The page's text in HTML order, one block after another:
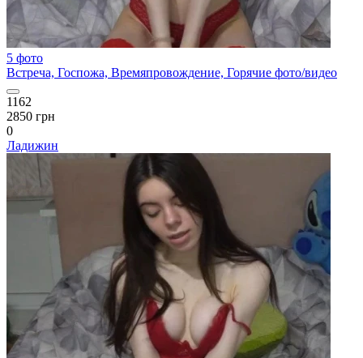
5 фото
Встреча, Госпожа, Времяпровождение, Горячие фото/видео
1162
2850 грн
0
Ладижин